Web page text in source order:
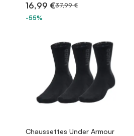
16,99 €37,99 €
-55%
Chaussettes Under Armour